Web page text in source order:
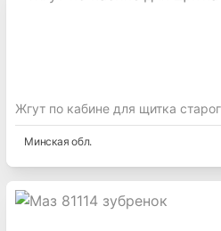
Жгут по кабине для щитка
Минская обл.